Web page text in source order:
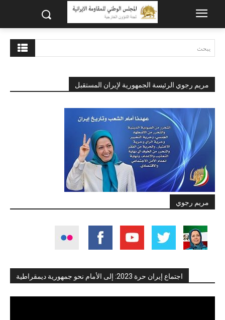
يبحث
مريم رجوي الرئيسة الجمهورية لإيران المستقبل
مريم رجوي
اجتماع إيران حرة 2023: إلى الأمام نحو جمهورية ديمقراطية